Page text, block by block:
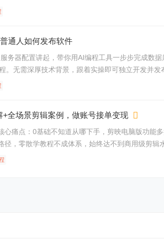
通人如何发布软件
务器配置讲起，带你用AI编程工具一步步完成数
。无需深厚技术背景，跟着实操即可独立开发并
全场景剪辑案例，做账号接单变现
心痛点：0基础不知道从哪下手，剪映电脑版功
，零散学教程不成体系，始终达不到商用级剪辑